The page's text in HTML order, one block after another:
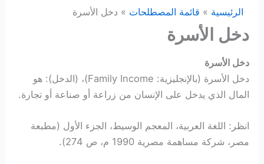
الرئيسية قائمة المصطلحات دخل الأسرة
دخل الأسرة
دخل الأسرة
دخل الأسرة (بالإنجليزية: Family Income)، (الدخل): هو
المال الذي يدخل على الإنسان من زراعة أو صناعة أو تجارة.
انظر: اللغة العربية، المعجم الوسيط، الجزء الأول (مطبعة
مصر، شركة مساهمة مصرية 1990 م، ص 274).